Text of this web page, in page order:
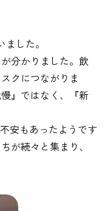
した。
分かりました。飲
クにつながりま
』ではなく、『新
安もあったようです
が続々と集まり、